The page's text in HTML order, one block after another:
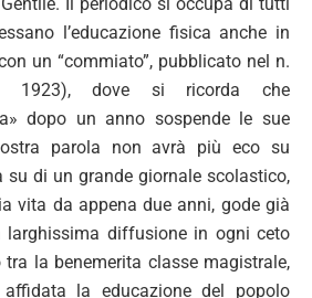
l’educazione fisica anche in
un “commiato”, pubblicato nel n.
1923), dove si ricorda che
dopo un anno sospende le sue
parola non avrà più eco su
su di un grande giornale scolastico,
vita da appena due anni, gode già
diffusione in ogni ceto
la benemerita classe magistrale,
la educazione del popolo